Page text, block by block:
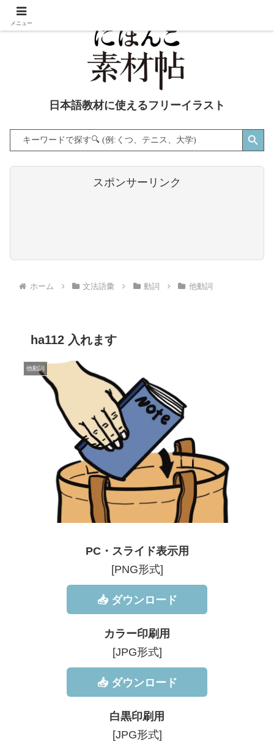
日本語教材に使えるフリーイラスト
Search
for:
Search Button
スポンサーリンク
ホーム 文法語彙 動詞 他動詞
ha112 入れます
他動詞
PC・スライド表示用
[PNG形式]
📥 ダウンロード
カラー印刷用
[JPG形式]
📥 ダウンロード
白黒印刷用
[JPG形式]
メニュー